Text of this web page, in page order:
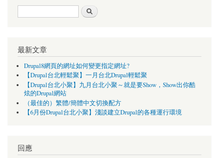
搜尋表單
最新文章
Drupal8網頁的網址如何變更指定網址?
【Drupal台北輕鬆聚】一月台北Drupal輕鬆聚
【Drupal台北小聚】九月台北小聚～就是要Show，Show出你酷
炫的Drupal網站
（最佳的）繁體/簡體中文切換配方
【6月份Drupal台北小聚】淺談建立Drupal的各種運行環境
回應